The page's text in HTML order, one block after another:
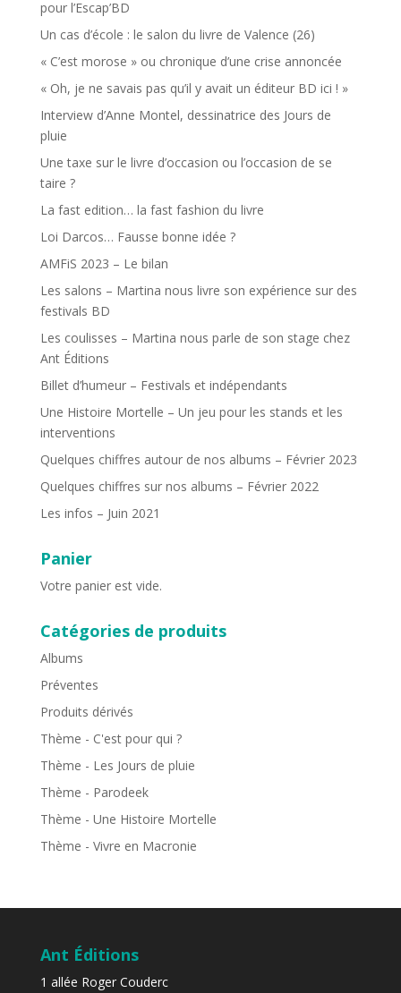
pour l’Escap’BD
Un cas d’école : le salon du livre de Valence (26)
« C’est morose » ou chronique d’une crise annoncée
« Oh, je ne savais pas qu’il y avait un éditeur BD ici ! »
Interview d’Anne Montel, dessinatrice des Jours de
pluie
Une taxe sur le livre d’occasion ou l’occasion de se
taire ?
La fast edition… la fast fashion du livre
Loi Darcos… Fausse bonne idée ?
AMFiS 2023 – Le bilan
Les salons – Martina nous livre son expérience sur des
festivals BD
Les coulisses – Martina nous parle de son stage chez
Ant Éditions
Billet d’humeur – Festivals et indépendants
Une Histoire Mortelle – Un jeu pour les stands et les
interventions
Quelques chiffres autour de nos albums – Février 2023
Quelques chiffres sur nos albums – Février 2022
Les infos – Juin 2021
Panier
Votre panier est vide.
Catégories de produits
Albums
Préventes
Produits dérivés
Thème - C'est pour qui ?
Thème - Les Jours de pluie
Thème - Parodeek
Thème - Une Histoire Mortelle
Thème - Vivre en Macronie
Ant Éditions
1 allée Roger Couderc